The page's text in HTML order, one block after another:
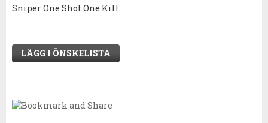
Sniper One Shot One Kill.
LÄGG I ÖNSKELISTA